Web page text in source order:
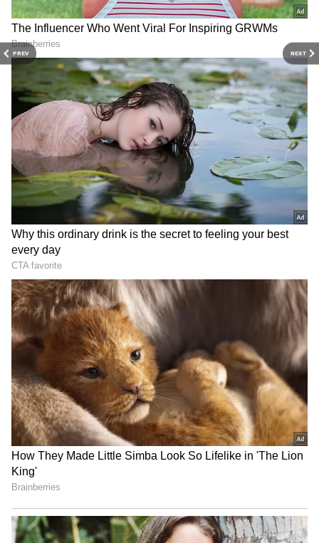
PREV NEXT
3
8
ఆ ఫోటోల్లో రాధిక మర్చంట్ పక్కన ఆమె తల్లి శైలా ని చూసి
అందరూ షాకౌతారు. ఆమె రాధికకు తల్లిలా కాకుండా
అక్కలా ఉందని ఎక్కువ మంది కామెంట్స్ చేస్తుండటం
విశేషం. ఆమె అంత యంగ్ గా ఉన్నారు.